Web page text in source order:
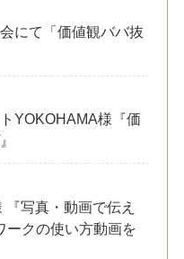
にて「価値観ババ抜
YOKOHAMA様『価
写真・動画で伝え
ークの使い方動画を